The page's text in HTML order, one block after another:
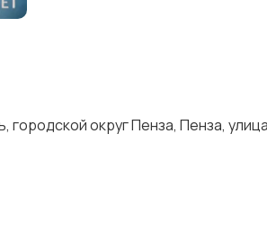
округ Пенза, Пенза,